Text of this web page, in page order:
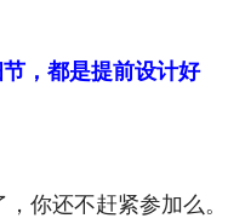
，都是提前设计好
你还不赶紧参加么。